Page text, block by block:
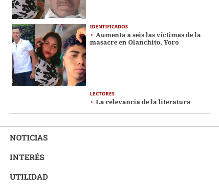
IDENTIFICADOS
Aumenta a seis las víctimas de la
masacre en Olanchito, Yoro
LECTORES
La relevancia de la literatura
NOTICIAS
INTERÉS
UTILIDAD